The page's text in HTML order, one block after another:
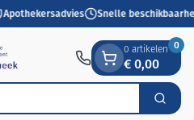
Apothekersadvies Snelle
Zoek
0 artikelen
€ 0,00
0